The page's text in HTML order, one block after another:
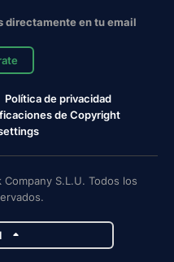
directamente en tu email
Política de privacidad
de Copyright
S.L.U. Todos los